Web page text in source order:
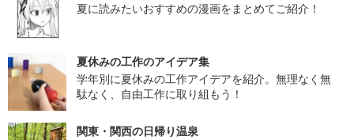
夏に読みたいおすすめの漫画をまとめてご紹介！
夏休みの工作のアイデア集
学年別に夏休みの工作アイデアを紹介。無理なく無
駄なく、自由工作に取り組もう！
関東・関西の日帰り温泉